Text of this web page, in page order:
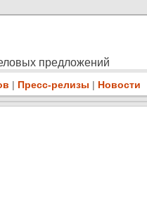
предложений
| Пресс-релизы | Новости